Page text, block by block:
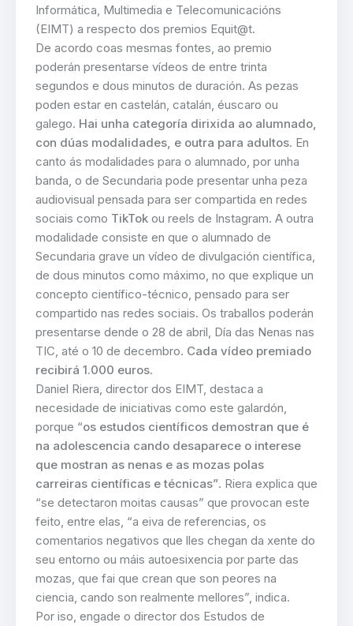
Informática, Multimedia e Telecomunicacións
(EIMT) a respecto dos premios Equit@t.
De acordo coas mesmas fontes, ao premio
poderán presentarse vídeos de entre trinta
segundos e dous minutos de duración. As pezas
poden estar en castelán, catalán, éuscaro ou
galego. Hai unha categoría dirixida ao alumnado,
con dúas modalidades, e outra para adultos. En
canto ás modalidades para o alumnado, por unha
banda, o de Secundaria pode presentar unha peza
audiovisual pensada para ser compartida en redes
sociais como TikTok ou reels de Instagram. A outra
modalidade consiste en que o alumnado de
Secundaria grave un vídeo de divulgación científica,
de dous minutos como máximo, no que explique un
concepto científico-técnico, pensado para ser
compartido nas redes sociais. Os traballos poderán
presentarse dende o 28 de abril, Día das Nenas nas
TIC, até o 10 de decembro. Cada vídeo premiado
recibirá 1.000 euros.
Daniel Riera, director dos EIMT, destaca a
necesidade de iniciativas como este galardón,
porque “os estudos científicos demostran que é
na adolescencia cando desaparece o interese
que mostran as nenas e as mozas polas
carreiras científicas e técnicas”. Riera explica que
“se detectaron moitas causas” que provocan este
feito, entre elas, “a eiva de referencias, os
comentarios negativos que lles chegan da xente do
seu entorno ou máis autoesixencia por parte das
mozas, que fai que crean que son peores na
ciencia, cando son realmente mellores”, indica.
Por iso, engade o director dos Estudos de